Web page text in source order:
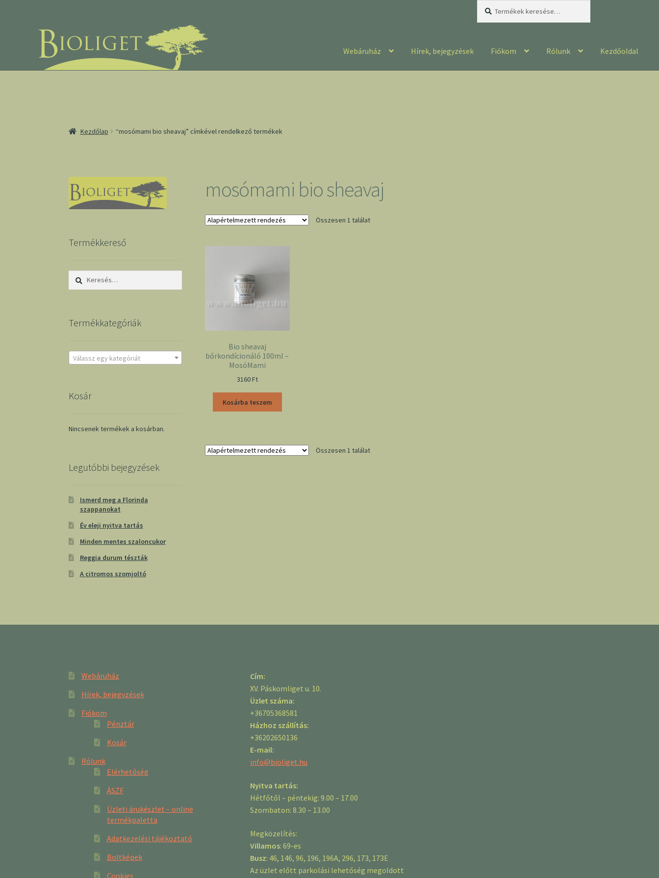
Webáruház Hírek, bejegyzések Fiókom Rólunk Kezdőoldal
Kezdőlap “mosómami bio sheavaj” címkével rendelkező termékek
mosómami bio sheavaj
Összesen 1 találat
Bio sheavaj
bőrkondícionáló 100ml –
MosóMami
3160Ft
Kosárba teszem
Összesen 1 találat
Termékkereső
Keresés:
Termékkategóriák
Válassz egy kategóriát
Kosár
Nincsenek termékek a kosárban.
Legutóbbi bejegyzések
Ismerd meg a Florinda
szappanokat
Év eleji nyitva tartás
Minden mentes szaloncukor
Reggia durum tészták
A citromos szomjoltó
Webáruház
Hírek, bejegyzések
Fiókom
Pénztár
Kosár
Rólunk
Elérhetőség
ÁSZF
Üzleti árukészlet – online
termékpaletta
Adatkezelési tájékoztató
Boltképek
Cookies
Cím:
XV. Páskomliget u. 10.
Üzlet száma:
+36705368581
Házhoz szállítás:
+36202650136
E-mail:
info@bioliget.hu
Nyitva tartás:
Hétfőtől – péntekig: 9.00 – 17.00
Szombaton: 8.30 – 13.00
Megközelítés:
Villamos: 69-es
Busz: 46, 146, 96, 196, 196A, 296, 173, 173E
Az üzlet előtt parkolási lehetőség megoldott